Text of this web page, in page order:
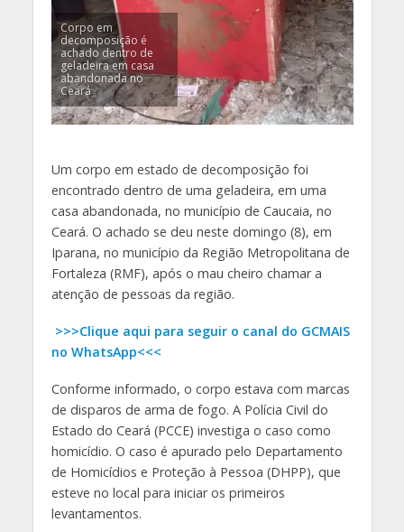
Corpo em
decomposição é
achado dentro de
geladeira em casa
abandonada no
Ceará
Um corpo em estado de decomposição foi
encontrado dentro de uma geladeira, em uma
casa abandonada, no município de Caucaia, no
Ceará. O achado se deu neste domingo (8), em
Iparana, no município da Região Metropolitana de
Fortaleza (RMF), após o mau cheiro chamar a
atenção de pessoas da região.
>>>Clique aqui para seguir o canal do GCMAIS
no WhatsApp<<<
Conforme informado, o corpo estava com marcas
de disparos de arma de fogo. A Polícia Civil do
Estado do Ceará (PCCE) investiga o caso como
homicídio. O caso é apurado pelo Departamento
de Homicídios e Proteção à Pessoa (DHPP), que
esteve no local para iniciar os primeiros
levantamentos.